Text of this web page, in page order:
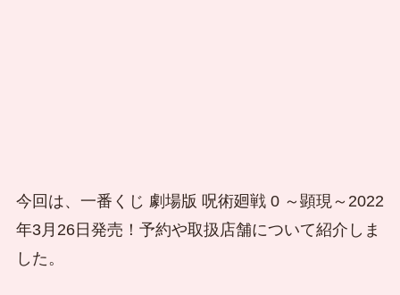
今回は、一番くじ 劇場版 呪術廻戦 0 ～顕現～2022
年3月26日発売！予約や取扱店舗について紹介しま
した。